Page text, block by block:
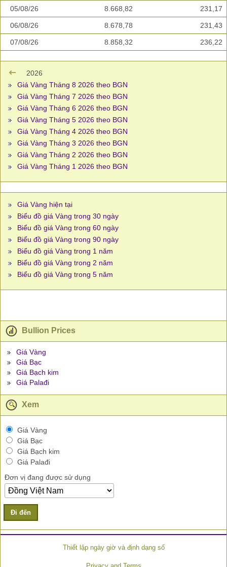
05/08/26 8.668,82 231,17
06/08/26 8.678,78 231,43
07/08/26 8.858,32 236,22
2026
Giá Vàng Tháng 8 2026 theo BGN
Giá Vàng Tháng 7 2026 theo BGN
Giá Vàng Tháng 6 2026 theo BGN
Giá Vàng Tháng 5 2026 theo BGN
Giá Vàng Tháng 4 2026 theo BGN
Giá Vàng Tháng 3 2026 theo BGN
Giá Vàng Tháng 2 2026 theo BGN
Giá Vàng Tháng 1 2026 theo BGN
Giá Vàng hiện tại
Biểu đồ giá Vàng trong 30 ngày
Biểu đồ giá Vàng trong 60 ngày
Biểu đồ giá Vàng trong 90 ngày
Biểu đồ giá Vàng trong 1 năm
Biểu đồ giá Vàng trong 2 năm
Biểu đồ giá Vàng trong 5 năm
Bullion Prices
Giá Vàng
Giá Bạc
Giá Bạch kim
Giá Palađi
Xem
Giá Vàng
Giá Bạc
Giá Bạch kim
Giá Palađi
Đơn vị đang được sử dụng
Đi đến
Thiết lập ngày giờ và định dạng số
Privacy and Terms